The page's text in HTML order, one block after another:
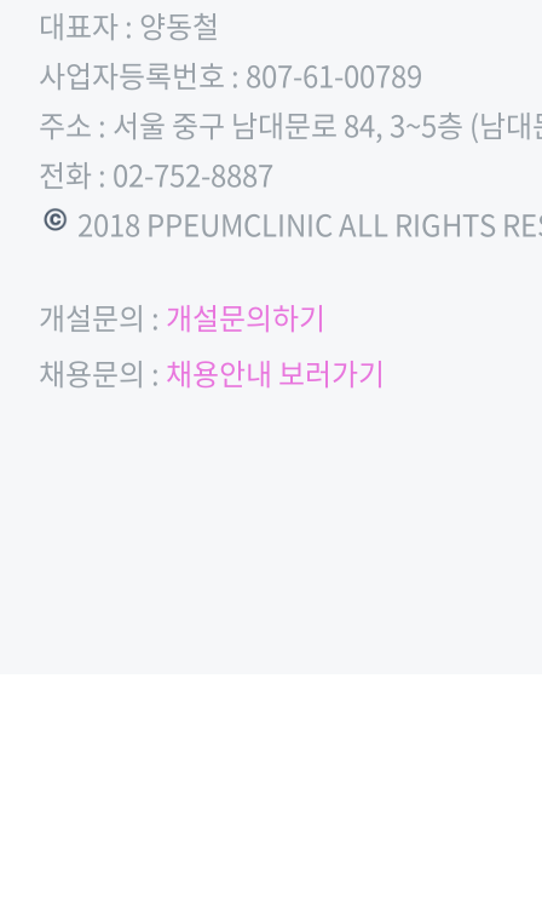
대표자 : 양동철
사업자등록번호 : 807-61-00789
주소 : 서울 중구 남대문로 84, 3~5층 (남
전화 : 02-752-8887
© 2018 PPEUMCLINIC ALL RIGHTS
개설문의 : 개설문의하기
채용문의 : 채용안내 보러가기